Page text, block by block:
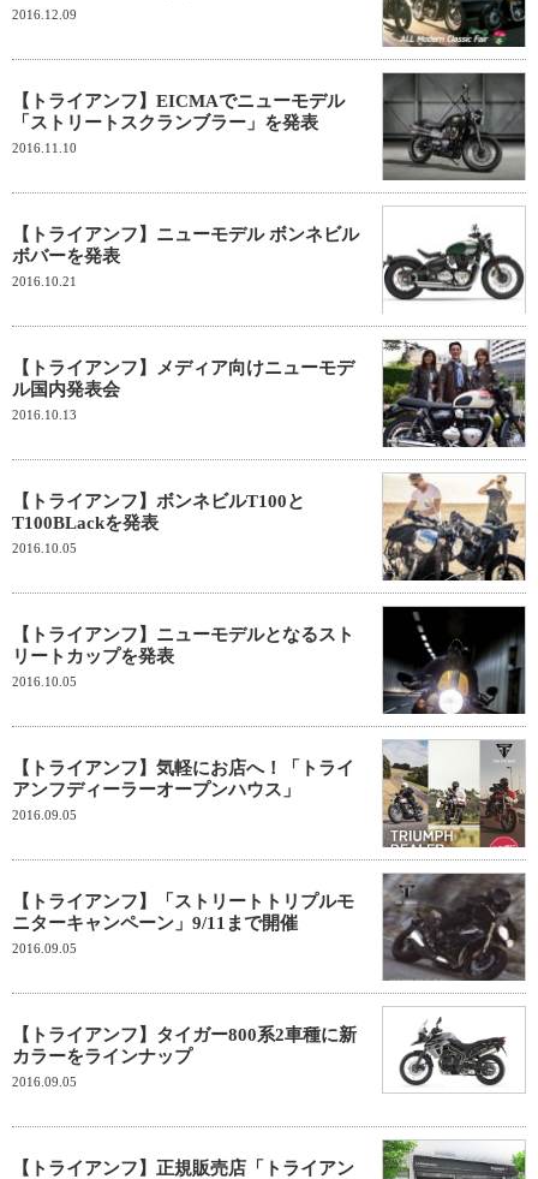
2016.12.09
【トライアンフ】EICMAでニューモデル
「ストリートスクランブラー」を発表
2016.11.10
【トライアンフ】ニューモデル ボンネビル
ボバーを発表
2016.10.21
【トライアンフ】メディア向けニューモデ
ル国内発表会
2016.10.13
【トライアンフ】ボンネビルT100と
T100BLackを発表
2016.10.05
【トライアンフ】ニューモデルとなるスト
リートカップを発表
2016.10.05
【トライアンフ】気軽にお店へ！「トライ
アンフディーラーオープンハウス」
2016.09.05
【トライアンフ】「ストリートトリプルモ
ニターキャンペーン」9/11まで開催
2016.09.05
【トライアンフ】タイガー800系2車種に新
カラーをラインナップ
2016.09.05
【トライアンフ】正規販売店「トライアン